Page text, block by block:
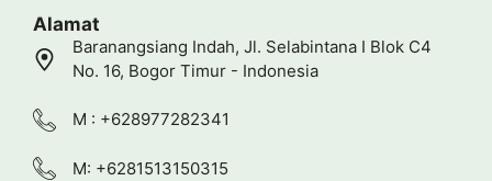
Alamat
Baranangsiang Indah, Jl. Selabintana I Blok C4
No. 16, Bogor Timur - Indonesia
M : +628977282341
M: +6281513150315